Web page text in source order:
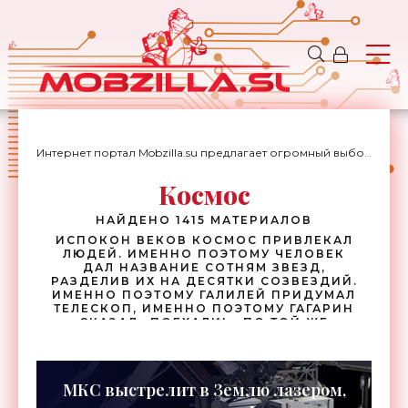
Интернет портал Mobzilla.su предлагает огромный выбор новостей с доставкой на дом.
Космос
НАЙДЕНО 1415 МАТЕРИАЛОВ
ИСПОКОН ВЕКОВ КОСМОС ПРИВЛЕКАЛ
ЛЮДЕЙ. ИМЕННО ПОЭТОМУ ЧЕЛОВЕК
ДАЛ НАЗВАНИЕ СОТНЯМ ЗВЕЗД,
РАЗДЕЛИВ ИХ НА ДЕСЯТКИ СОЗВЕЗДИЙ.
ИМЕННО ПОЭТОМУ ГАЛИЛЕЙ ПРИДУМАЛ
ТЕЛЕСКОП, ИМЕННО ПОЭТОМУ ГАГАРИН
СКАЗАЛ «ПОЕХАЛИ!». ПО ТОЙ ЖЕ
ИССЛЕДОВАТЕЛЬСКИЕ АППАРАТЫ, НА
ГРАНИЦЕ СОЛНЕЧНОЙ СИСТЕМЫ
КОСМИЧЕСКИЕ ЗОНДЫ ИЗУЧАЮТ
ОТДАЛЕННЫЕ ПЛАНЕТЫ, А НА ОРБИТЕ
МКС выстрелит в Землю лазером,